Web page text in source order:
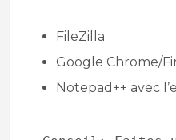
FileZilla
Google Chrome/
Notepad++ avec